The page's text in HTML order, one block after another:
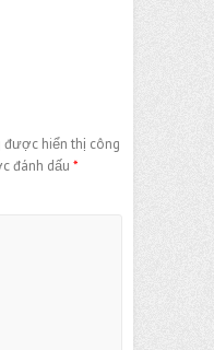
được hiển thị công
đánh dấu *